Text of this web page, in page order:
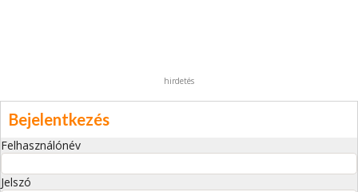
hirdetés
Bejelentkezés
Felhasználónév
Jelszó